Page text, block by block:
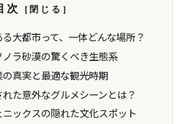
次
大都市って、一体どんな場所？
ラ砂漠の驚くべき生態系
真実と最適な観光時期
た意外なグルメシーンとは？
ックスの隠れた文化スポット